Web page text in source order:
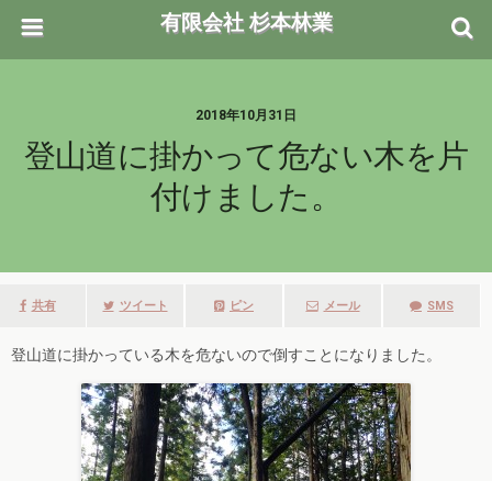
有限会社 杉本林業
2018年10月31日
登山道に掛かって危ない木を片
付けました。
共有 ツイート ピン メール SMS
登山道に掛かっている木を危ないので倒すことになりました。